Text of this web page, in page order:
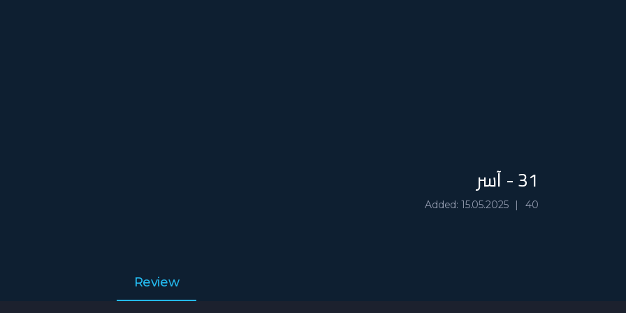
31 - آسر
40
Added: 15.05.2025
Review